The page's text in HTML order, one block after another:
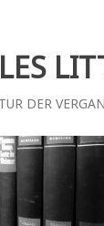
DER